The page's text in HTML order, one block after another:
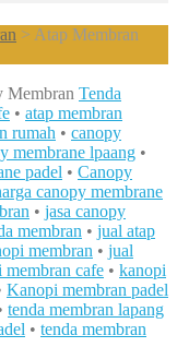
> Atap Membran
Membran Tenda
• atap membran
rumah • canopy
membrane lpaang •
padel • Canopy
canopy membrane
• jasa canopy
membran • jual atap
membran • jual
membran cafe • kanopi
Kanopi membran padel
tenda membran lapang
• tenda membran